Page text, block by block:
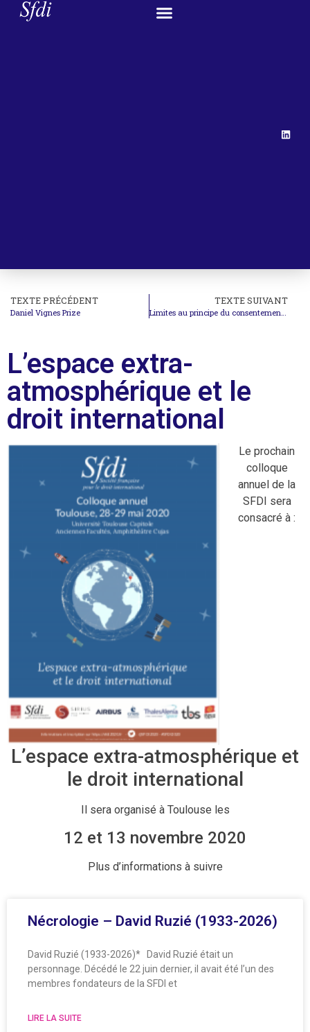
TEXTE PRÉCÉDENT
Daniel Vignes Prize
TEXTE SUIVANT
Limites au principe du consentement des Etats à la compétence de la Cour mondiale
L’espace extra-
atmosphérique et le
droit international
Le prochain
colloque
annuel de la
SFDI sera
consacré à :
L’espace extra-atmosphérique et
le droit international
Il sera organisé à Toulouse les
12 et 13 novembre 2020
Plus d’informations à suivre
Nécrologie – David Ruzié (1933-2026)
David Ruzié (1933-2026)* David Ruzié était un
personnage. Décédé le 22 juin dernier, il avait été l’un des
membres fondateurs de la SFDI et
LIRE LA SUITE